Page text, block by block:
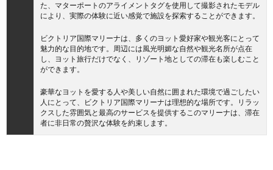
た、マターポートのアライメントタグを使用して撮影されたモデル
により、実際の体験に近い感覚で施設を探索することができます。
ビクトリア国際マリーナは、多くのヨット愛好家や観光客にとって
魅力的な目的地です。周辺には風光明媚な自然や観光名所が点在
し、ヨット旅行だけでなく、リゾート地としての滞在も楽しむこと
ができます。
豪華なヨットを愛する人や美しい自然に囲まれた環境で過ごしたい
人にとって、ビクトリア国際マリーナは理想的な場所です。リラッ
クスした雰囲気と最高のサービスを提供するこのマリーナは、滞在
者に非日常の贅沢な体験を約束します。